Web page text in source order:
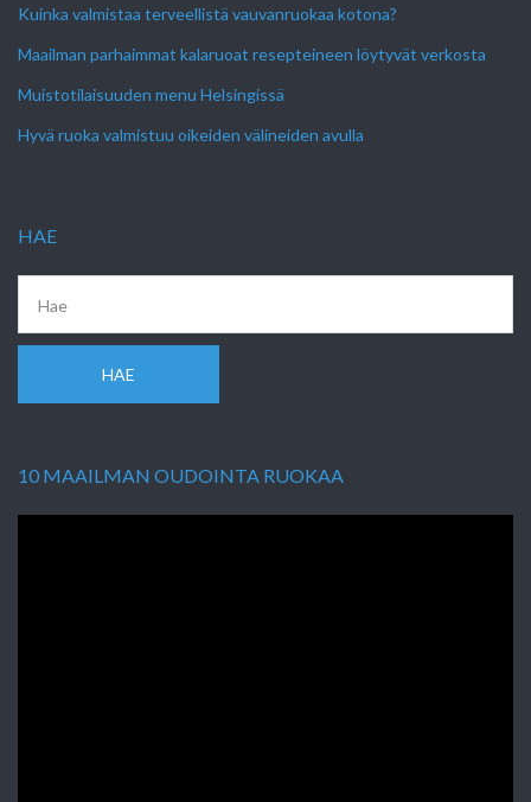
Kuinka valmistaa terveellistä vauvanruokaa kotona?
Maailman parhaimmat kalaruoat resepteineen löytyvät verkosta
Muistotilaisuuden menu Helsingissä
Hyvä ruoka valmistuu oikeiden välineiden avulla
HAE
HAE
10 MAAILMAN OUDOINTA RUOKAA